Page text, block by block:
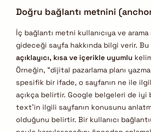
Doğru bağlantı metnini
İç bağlantı metni kullanıcıya ve arama
gideceği sayfa hakkında bilgi verir.
açıklayıcı, kısa ve içerikle uyumlu
Örneğin, “dijital pazarlama planı
spesifik bir ifade, o sayfanın ne ile
açıkça belirtir. Google belgeleri de iyi
text’in ilgili sayfanın konusunu
olduğunu belirtir. Bir kullanıcı